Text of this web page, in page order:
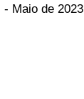
Maio de 2023